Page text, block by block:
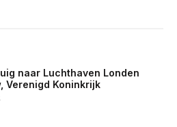
naar Luchthaven Londen
Verenigd Koninkrijk